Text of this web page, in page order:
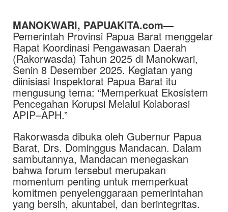
MANOKWARI, PAPUAKITA.com—
Pemerintah Provinsi Papua Barat menggelar
Rapat Koordinasi Pengawasan Daerah
(Rakorwasda) Tahun 2025 di Manokwari,
Senin 8 Desember 2025. Kegiatan yang
diinisiasi Inspektorat Papua Barat itu
mengusung tema: “Memperkuat Ekosistem
Pencegahan Korupsi Melalui Kolaborasi
APIP–APH.”
Rakorwasda dibuka oleh Gubernur Papua
Barat, Drs. Dominggus Mandacan. Dalam
sambutannya, Mandacan menegaskan
bahwa forum tersebut merupakan
momentum penting untuk memperkuat
komitmen penyelenggaraan pemerintahan
yang bersih, akuntabel, dan berintegritas.